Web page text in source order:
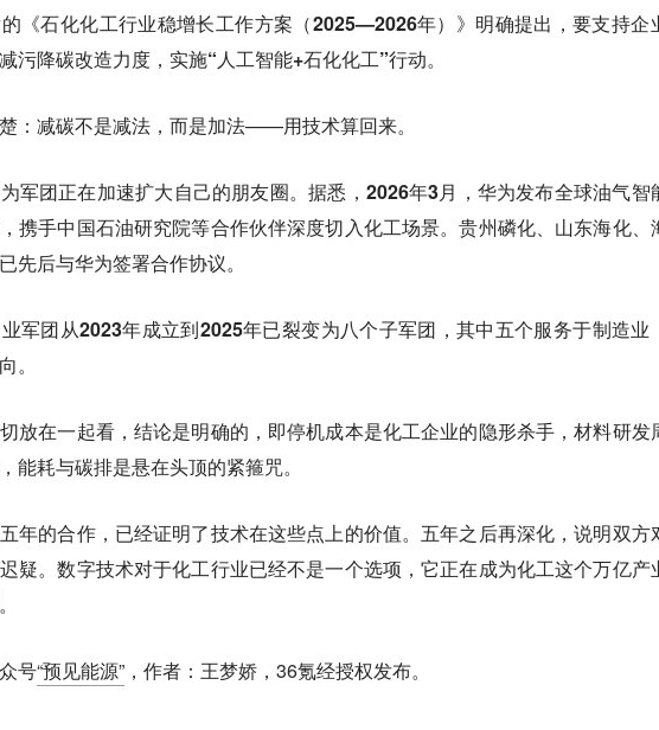
《石化化工行业稳增长工作方案（2025—2026年）》明确提出，要支持企
污降碳改造力度，实施“人工智能+石化化工”行动。
：减碳不是减法，而是加法——用技术算回来。
军团正在加速扩大自己的朋友圈。据悉，2026年3月，华为发布全球油气智
携手中国石油研究院等合作伙伴深度切入化工场景。贵州磷化、山东海化、
先后与华为签署合作协议。
军团从2023年成立到2025年已裂变为八个子军团，其中五个服务于制造业
。
放在一起看，结论是明确的，即停机成本是化工企业的隐形杀手，材料研发
能耗与碳排是悬在头顶的紧箍咒。
年的合作，已经证明了技术在这些点上的价值。五年之后再深化，说明双方
疑。数字技术对于化工行业已经不是一个选项，它正在成为化工这个万亿产
号“预见能源” ，作者：王梦娇，36氪经授权发布。